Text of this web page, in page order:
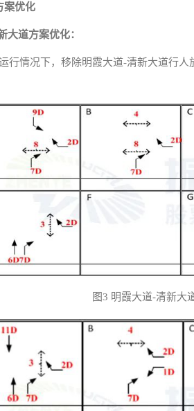
案优化
大道方案优化：
行情况下，移除明霞大道-清新大道行
图3 明霞大道-清新大